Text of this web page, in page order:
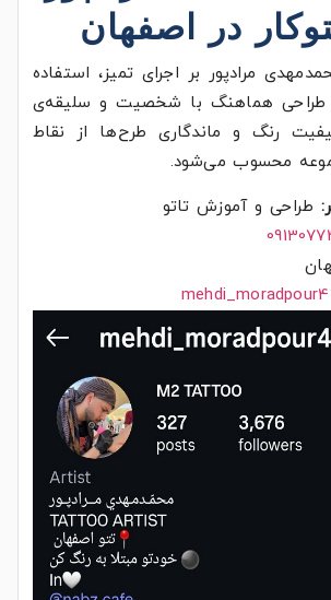
در اصفهان
مرادپور بر اجرای تمیز، استفاده
و طراحی‌ هماهنگ با شخصیت و سلیقه‌ی
رنگ و ماندگاری طرح‌ها از نقاط
محسوب می‌شود.
طراحی و آموزش تاتو
mehdi_moradpour4